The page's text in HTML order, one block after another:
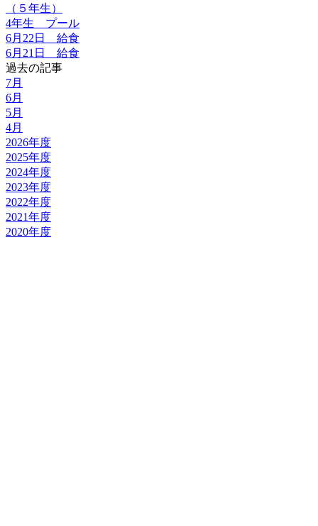
（５年生）
4年生 プール
6月22日 給食
6月21日 給食
過去の記事
7月
6月
5月
4月
2026年度
2025年度
2024年度
2023年度
2022年度
2021年度
2020年度